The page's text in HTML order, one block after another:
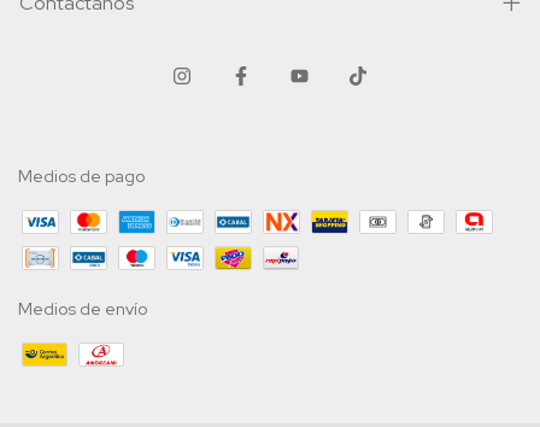
Medios de pago
Medios de envío